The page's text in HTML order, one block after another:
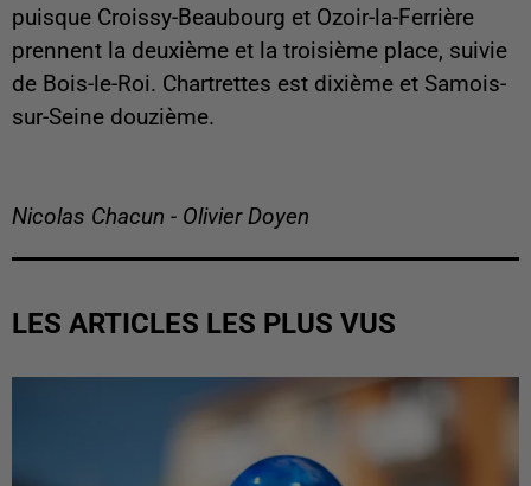
puisque Croissy-Beaubourg et Ozoir-la-Ferrière
prennent la deuxième et la troisième place, suivie
de Bois-le-Roi. Chartrettes est dixième et Samois-
sur-Seine douzième.
Nicolas Chacun - Olivier Doyen
LES ARTICLES LES PLUS VUS